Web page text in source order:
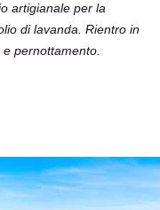
artigianale per la
di lavanda. Rientro in
pernottamento.